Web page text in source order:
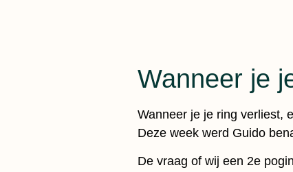
Wanneer je
Wanneer je je ring verliest,
Deze week werd Guido
De vraag of wij een 2e